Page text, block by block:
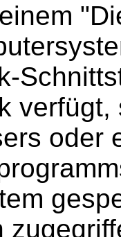
oder